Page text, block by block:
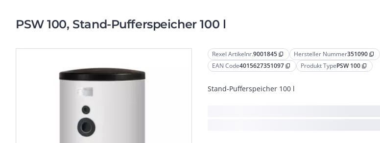
PSW 100, Stand-Pufferspeicher 100 l
Rexel Artikelnr.9001845 content_copy Hersteller Nummer351090 content_copy
EAN Code4015627351097 content_copy Produkt TypePSW 100 content_copy
Stand-Pufferspeicher 100 l